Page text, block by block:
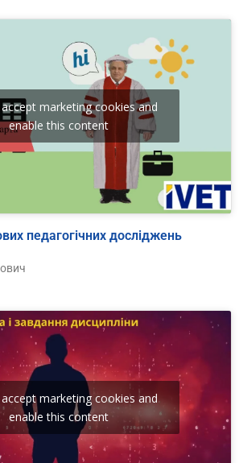
marketing cookies and
enable this content
педагогічних досліджень
marketing cookies and
enable this content